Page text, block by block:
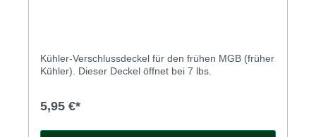
Kühler-Verschlussdeckel für den frühen MGB (früher
Kühler). Dieser Deckel öffnet bei 7 lbs.
5,95 €*